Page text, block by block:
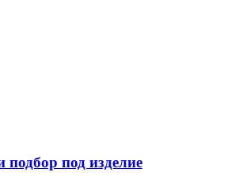
под изделие